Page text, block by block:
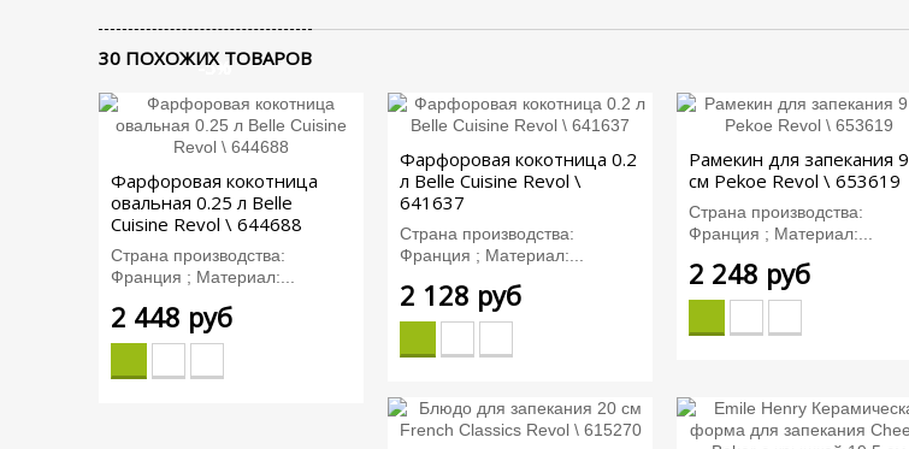
30 ПОХОЖИХ ТОВАРОВ
Фарфоровая кокотница
овальная 0.25 л Belle
Сuisine Revol \ 644688
Страна производства:
Франция ; Материал:...
2 448 руб
Фарфоровая кокотница 0.2
л Belle Сuisine Revol \
641637
Страна производства:
Франция ; Материал:...
2 128 руб
Рамекин для запекания 9
см Pekoe Revol \ 653619
Страна производства:
Франция ; Материал:...
2 248 руб
-5%
-5%
-5%
-5%